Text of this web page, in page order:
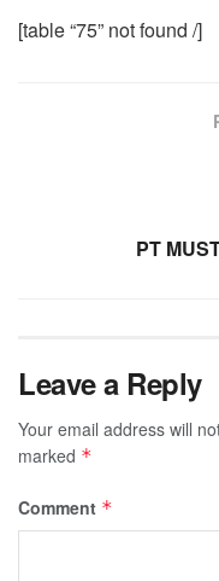
[table “75” not found /]
PT
Leave a Reply
Your email address will
marked *
Comment *